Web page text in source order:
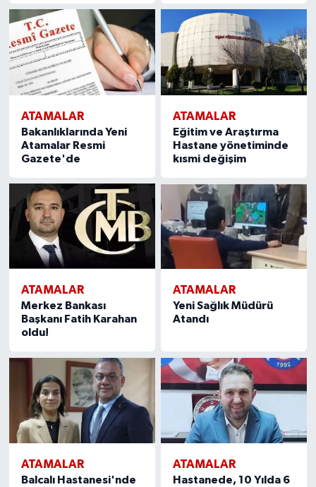
ATAMALAR
Bakanlıklarında Yeni
Atamalar Resmi
Gazete'de
ATAMALAR
Eğitim ve Araştırma
Hastane yönetiminde
kısmi değişim
ATAMALAR
Merkez Bankası
Başkanı Fatih Karahan
oldu!
ATAMALAR
Yeni Sağlık Müdürü
Atandı
ATAMALAR
Balcalı Hastanesi'nde
ATAMALAR
Hastanede, 10 Yılda 6